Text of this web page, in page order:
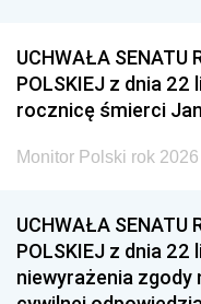
UCHWAŁA SENATU
POLSKIEJ z dnia 22
rocznicę śmierci
Monitor Polski rok
UCHWAŁA SENATU
POLSKIEJ z dnia 22
niewyrażenia zgody